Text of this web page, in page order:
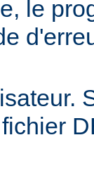
le